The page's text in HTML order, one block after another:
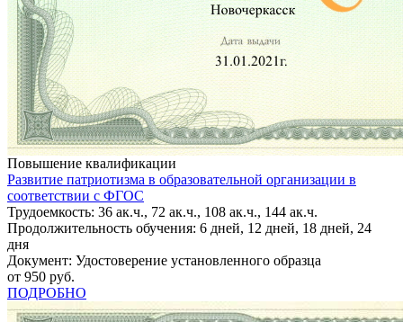
Повышение квалификации
Развитие патриотизма в образовательной организации в
соответствии с ФГОС
Трудоемкость: 36 ак.ч., 72 ак.ч., 108 ак.ч., 144 ак.ч.
Продолжительность обучения: 6 дней, 12 дней, 18 дней, 24
дня
Документ: Удостоверение установленного образца
от 950 руб.
ПОДРОБНО